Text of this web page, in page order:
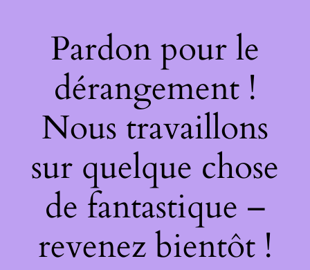
Pardon pour le
dérangement !
Nous travaillons
sur quelque chose
de fantastique –
revenez bientôt !